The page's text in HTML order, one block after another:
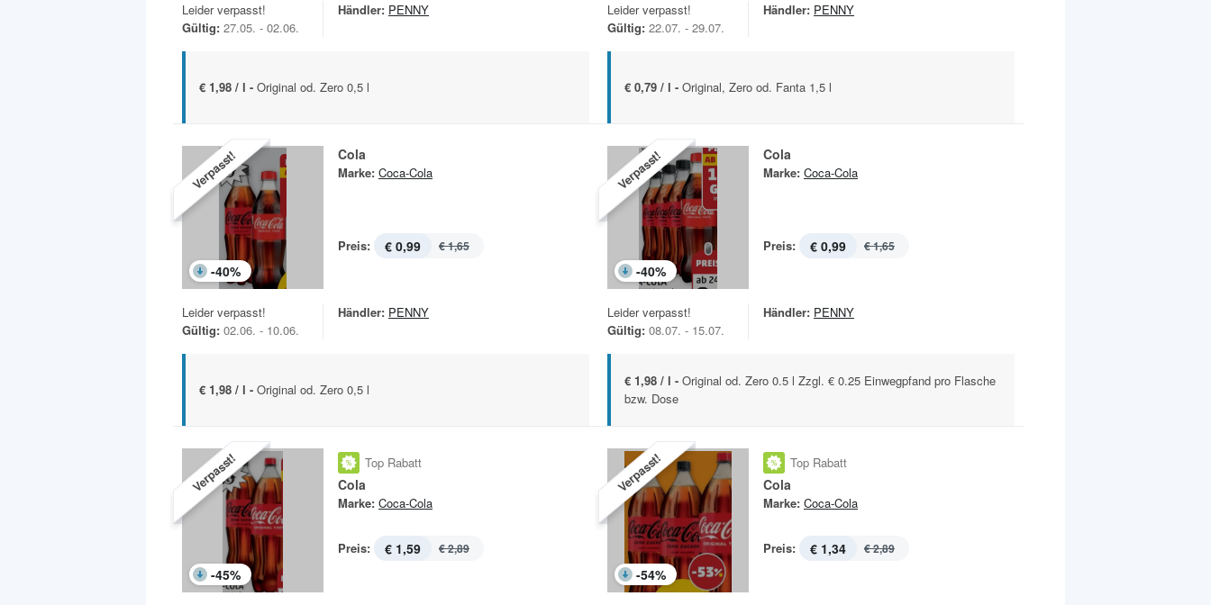
Leider verpasst!
Gültig: 27.05. - 02.06.
Händler: PENNY
€ 1,98 / l - Original od. Zero 0,5 l
Leider verpasst!
Gültig: 22.07. - 29.07.
Händler: PENNY
€ 0,79 / l - Original, Zero od. Fanta 1,5 l
Verpasst!
-40%
Cola
Marke: Coca-Cola
Preis: € 0,99 € 1,65
Leider verpasst!
Gültig: 02.06. - 10.06.
Händler: PENNY
€ 1,98 / l - Original od. Zero 0,5 l
Verpasst!
-40%
Cola
Marke: Coca-Cola
Preis: € 0,99 € 1,65
Leider verpasst!
Gültig: 08.07. - 15.07.
Händler: PENNY
€ 1,98 / l - Original od. Zero 0.5 l Zzgl. € 0.25 Einwegpfand pro Flasche
bzw. Dose
Verpasst!
-45%
Top Rabatt
Cola
Marke: Coca-Cola
Preis: € 1,59 € 2,89
Verpasst!
-54%
Top Rabatt
Cola
Marke: Coca-Cola
Preis: € 1,34 € 2,89